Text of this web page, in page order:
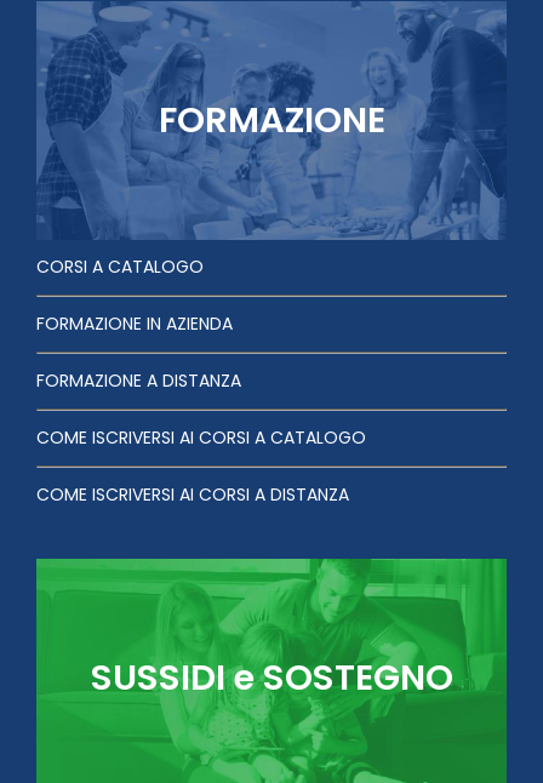
FORMAZIONE
CORSI A CATALOGO
FORMAZIONE IN AZIENDA
FORMAZIONE A DISTANZA
COME ISCRIVERSI AI CORSI A CATALOGO
COME ISCRIVERSI AI CORSI A DISTANZA
SUSSIDI e SOSTEGNO